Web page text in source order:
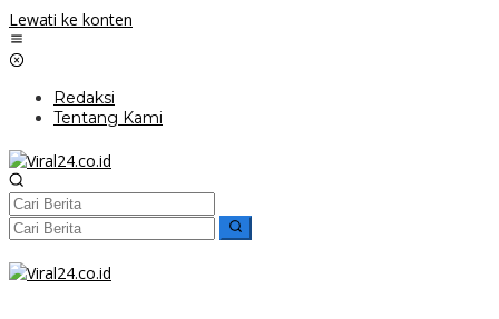
Lewati ke konten
Redaksi
Tentang Kami